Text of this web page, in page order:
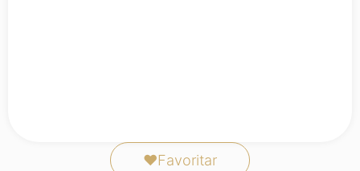
❤Favoritar